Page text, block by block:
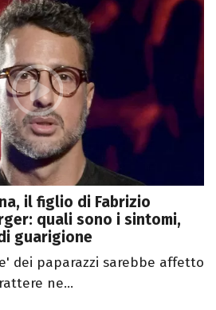
il figlio di Fabrizio
quali sono i sintomi,
guarigione
dei paparazzi sarebbe affetto
ne...